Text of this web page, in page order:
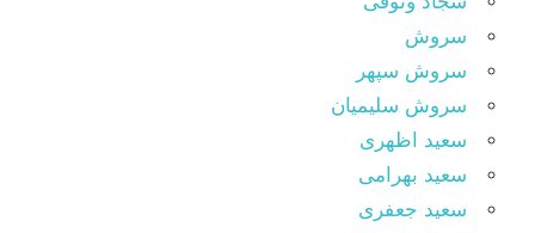
سروش
سروش سپهر
سروش سلیمیان
سعید اظهری
سعید بهرامی
سعید جعفری